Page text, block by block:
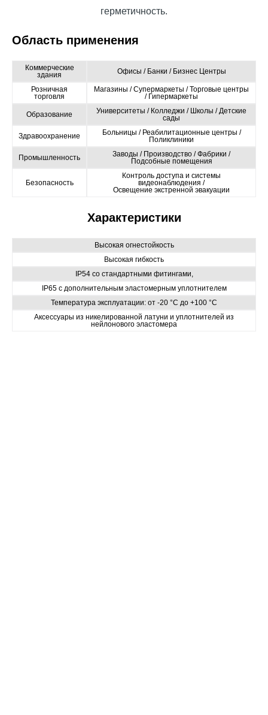
герметичность.
Область применения
Коммерческие
здания
Офисы / Банки / Бизнес Центры
Розничная
торговля
Магазины / Супермаркеты / Торговые центры
/ Гипермаркеты
Образование
Университеты / Колледжи / Школы / Детские
сады
Здравоохранение
Больницы / Реабилитационные центры /
Поликлиники
Промышленность
Заводы / Производство / Фабрики /
Подсобные помещения
Безопасность
Контроль доступа и системы
видеонаблюдения /
Освещение экстренной эвакуации
Характеристики
Высокая огнестойкость
Высокая гибкость
IP54 со стандартными фитингами,
IP65 с дополнительным эластомерным уплотнителем
Температура эксплуатации: от -20 °C до +100 °C
Аксессуары из никелированной латуни и уплотнителей из
нейлонового эластомера